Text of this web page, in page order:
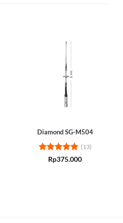
Diamond SG-M504
Rated5
(13)
Rp375.000